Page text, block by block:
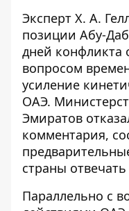
Эксперт Х. А.
позиции Абу-
дней конфликта
вопросом
усиление
ОАЭ.
Эмиратов
комментария,
страны
Параллельно с